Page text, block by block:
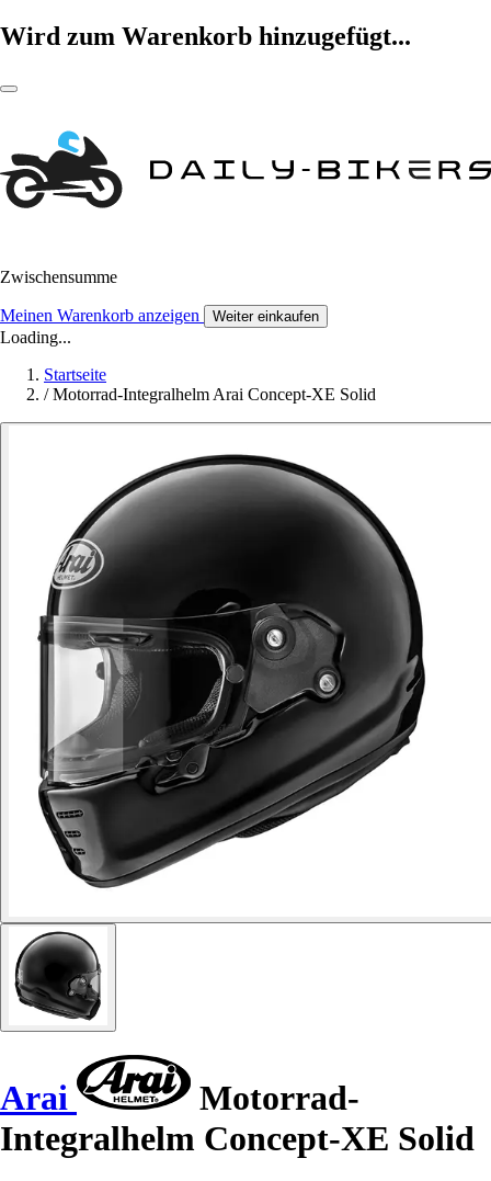
Wird zum Warenkorb hinzugefügt...
Zwischensumme
Meinen Warenkorb anzeigen Weiter einkaufen
Loading...
Startseite
/ Motorrad-Integralhelm Arai Concept-XE Solid
Arai
Motorrad-
Integralhelm Concept-XE Solid